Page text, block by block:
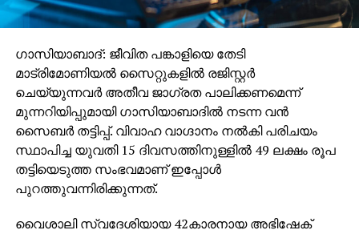
ഗാസിയാബാദ്: ജീവിത പങ്കാളിയെ തേടി
മാട്രിമോണിയല്‍ സൈറ്റുകളില്‍ രജിസ്റ്റര്‍
ചെയ്യുന്നവര്‍ അതീവ ജാഗ്രത പാലിക്കണമെന്ന്
മുന്നറിയിപ്പുമായി ഗാസിയാബാദില്‍ നടന്ന വന്‍
സൈബര്‍ തട്ടിപ്പ്. വിവാഹ വാഗ്ദാനം നല്‍കി പരിചയം
സ്ഥാപിച്ച യുവതി 15 ദിവസത്തിനുള്ളില്‍ 49 ലക്ഷം രൂപ
തട്ടിയെടുത്ത സംഭവമാണ് ഇപ്പോള്‍
പുറത്തുവന്നിരിക്കുന്നത്.
വൈശാലി സ്വദേശിയായ 42കാരനായ അഭിഷേക്